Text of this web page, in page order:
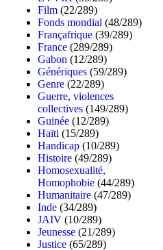
Film (22/289)
Fonds mondial (48/289)
Françafrique (39/289)
France (289/289)
Gabon (12/289)
Génériques (59/289)
Genre (22/289)
Guerre, violences
collectives (149/289)
Guinée (12/289)
Haïti (15/289)
Handicap (10/289)
Histoire (49/289)
Homosexualité,
Homophobie (44/289)
Humanitaire (47/289)
Inde (34/289)
JAIV (10/289)
Jeunesse (21/289)
Justice (65/289)